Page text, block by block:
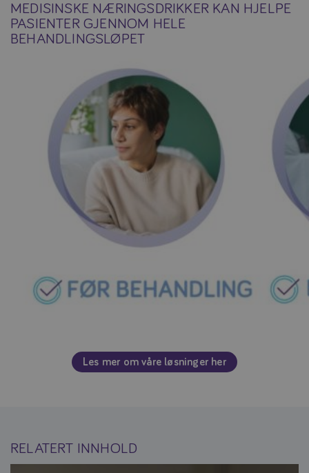
MEDISINSKE NÆRINGSDRIKKER KAN HJELPE
PASIENTER GJENNOM HELE
BEHANDLINGSLØPET
Les mer om våre løsninger her
RELATERT INNHOLD